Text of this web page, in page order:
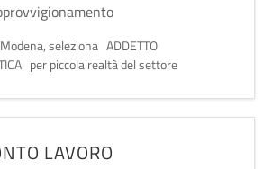
seleziona ADDETTO
per piccola realtà del settore
- Gestione ordini
- Emissione DDT,
e contatto con i
costante tra
per evitare colli di bottiglia
LAVORO